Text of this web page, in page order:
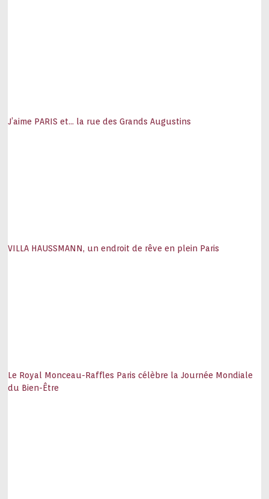
J’aime PARIS et… la rue des Grands Augustins
VILLA HAUSSMANN, un endroit de rêve en plein Paris
Le Royal Monceau-Raffles Paris célèbre la Journée Mondiale
du Bien-Être